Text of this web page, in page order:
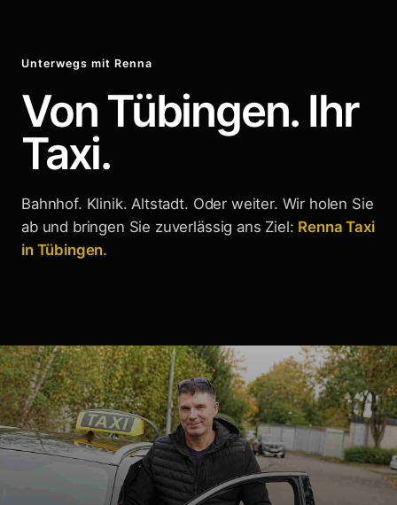
Unterwegs mit Renna
Von Tübingen. Ihr
Taxi.
Bahnhof. Klinik. Altstadt. Oder weiter. Wir holen Sie
ab und bringen Sie zuverlässig ans Ziel: Renna Taxi
in Tübingen.